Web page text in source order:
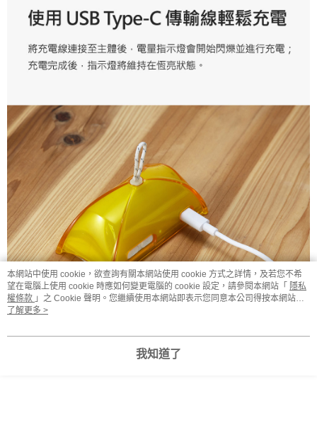
本網站中使用 cookie，欲查詢有關本網站使用 cookie 方式之詳情，及若您不希
望在電腦上使用 cookie 時應如何變更電腦的 cookie 設定，請參閱本網站「 隱私
權條款 」之 Cookie 聲明。您繼續使用本網站即表示您同意本公司得按本網站使
用條款之 Cookie 聲明使用 cookie。
了解更多 >
我知道了